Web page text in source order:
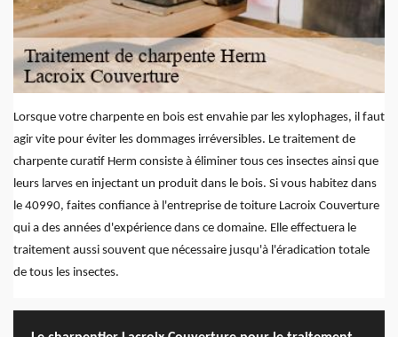
Lorsque votre charpente en bois est envahie par les xylophages, il faut
agir vite pour éviter les dommages irréversibles. Le traitement de
charpente curatif Herm consiste à éliminer tous ces insectes ainsi que
leurs larves en injectant un produit dans le bois. Si vous habitez dans
le 40990, faites confiance à l'entreprise de toiture Lacroix Couverture
qui a des années d'expérience dans ce domaine. Elle effectuera le
traitement aussi souvent que nécessaire jusqu'à l'éradication totale
de tous les insectes.